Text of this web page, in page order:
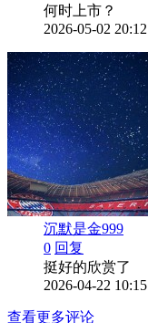
何时上市？
2026-05-02 20:12
沉默是金999
0 回复
挺好的欣赏了
2026-04-22 10:15
查看更多评论